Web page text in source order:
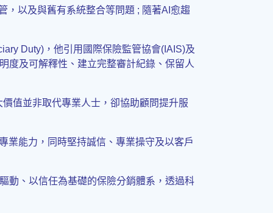
，以及與舊有系統整合等問題 ; 隨著AI愈趨
Duty)，他引用國際保險監管協會(IAIS)及
度及可解釋性、建立完整審計紀錄、保留人
值並非取代專業人士，卻協助顧問提升服
業能力，同時堅持誠信、專業操守及以客戶
動、以信任為基礎的保險分銷體系，透過科